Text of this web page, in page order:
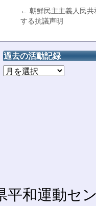
← 朝鮮民主主義人民
する抗議声明
過去の活動記録
平和運動セ